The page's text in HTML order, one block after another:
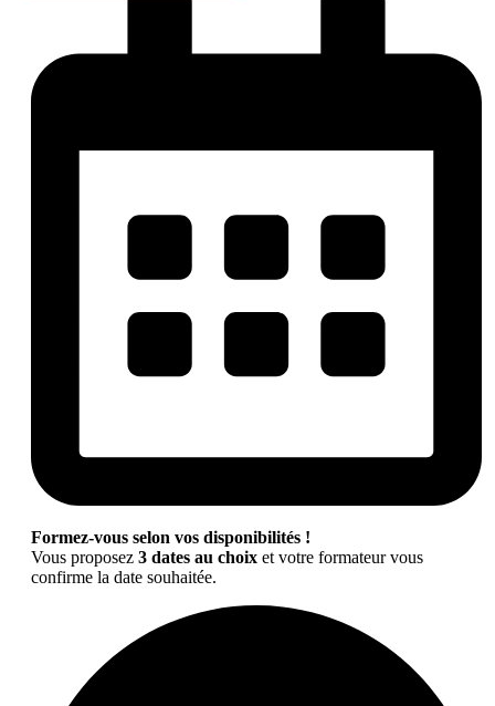
Formez-vous selon vos disponibilités !
Vous proposez 3 dates au choix et votre formateur vous
confirme la date souhaitée.